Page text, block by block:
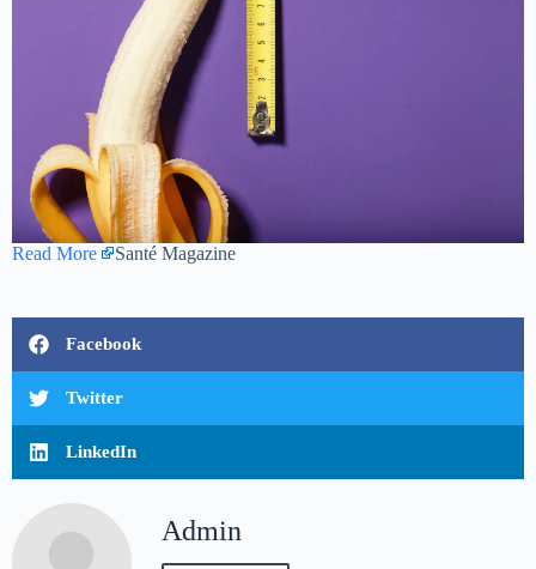
Read More Santé Magazine
Facebook
Twitter
LinkedIn
Admin